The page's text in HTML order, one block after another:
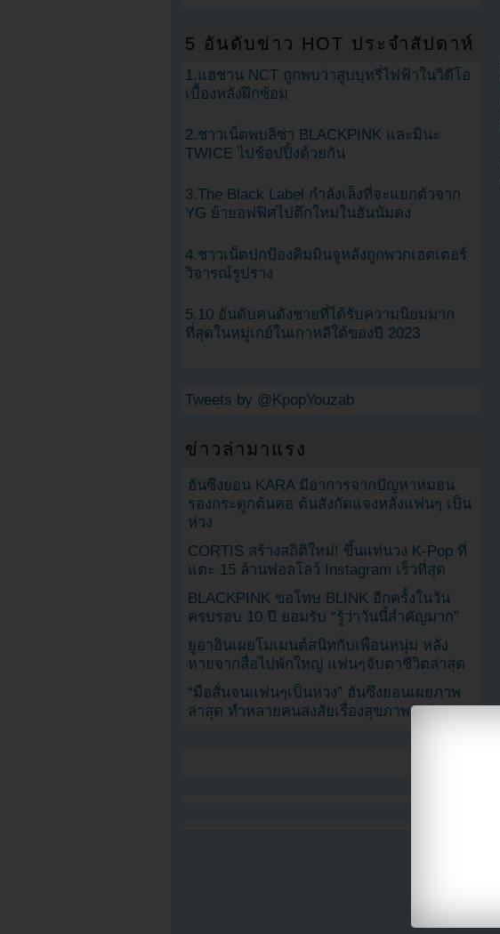
5 อันดับข่าว HOT ประจำสัปดาห์
1.แฮชาน NCT ถูกพบว่าสูบบุหรี่ไฟฟ้าในวิดีโอ
เบื้องหลังฝึกซ้อม
2.ชาวเน็ตพบลิซ่า BLACKPINK และมินะ
TWICE ไปช้อปปิ้งด้วยกัน
3.The Black Label กำลังเล็งที่จะแยกตัวจาก
YG ย้ายอฟฟิศไปตึกใหม่ในฮันนัมดง
4.ชาวเน็ตปกป้องคิมมินจูหลังถูกพวกเฮดเตอร์
วิจารณ์รูปร่าง
5.10 อันดับคนดังชายที่ได้รับความนิยมมาก
ที่สุดในหมู่เกย์ในเกาหลีใต้ของปี 2023
Tweets by @KpopYouzab
ข่าวล่ามาแรง
ฮันซึงยอน KARA มีอาการจากปัญหาหมอน
รองกระดูกต้นคอ ต้นสังกัดแจงหลังแฟนๆ เป็น
ห่วง
CORTIS สร้างสถิติใหม่! ขึ้นแท่นวง K-Pop ที่
แตะ 15 ล้านฟอลโลว์ Instagram เร็วที่สุด
BLACKPINK ขอโทษ BLINK อีกครั้งในวัน
ครบรอบ 10 ปี ยอมรับ “รู้ว่าวันนี้สำคัญมาก”
ยูอาอินเผยโมเมนต์สนิทกับเพื่อนหนุ่ม หลัง
หายจากสื่อไปพักใหญ่ แฟนๆจับตาชีวิตล่าสุด
“มือสั่นจนแฟนๆเป็นห่วง” ฮันซึงยอนเผยภาพ
ล่าสุด ทำหลายคนสงสัยเรื่องสุขภาพ